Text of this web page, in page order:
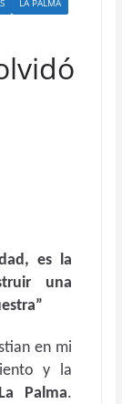
LA PALMA
es la
una
en mi
y la
Palma.